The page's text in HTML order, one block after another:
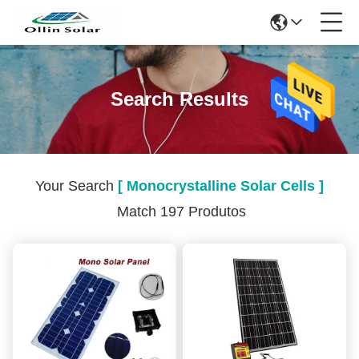
Search Results
Your Search [ Monocrystalline Solar Cells ]
Match 197 Produtos